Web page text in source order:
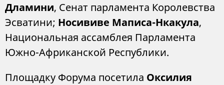
Дламини, Сенат парламента Королевства
Эсватини; Носививе Маписа-Нкакула,
Национальная ассамблея Парламента
Южно-Африканской Республики.
Площадку Форума посетила Оксилия